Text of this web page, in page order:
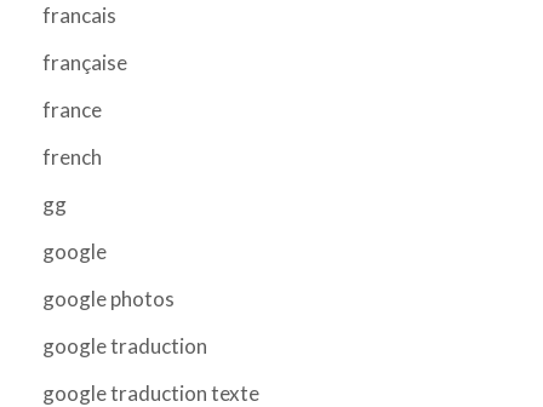
francais
française
france
french
gg
google
google photos
google traduction
google traduction texte